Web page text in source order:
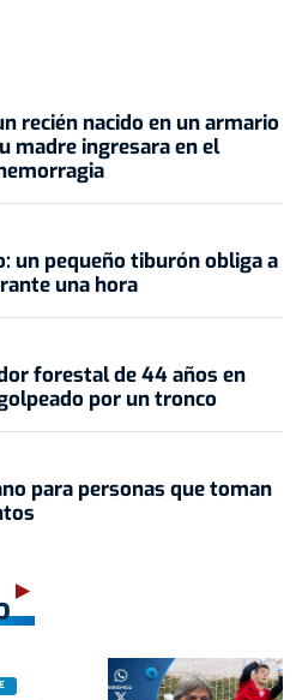
recién nacido en un armario
madre ingresara en el
un pequeño tiburón obliga a
una hora
forestal de 44 años en
por un tronco
para personas que toman